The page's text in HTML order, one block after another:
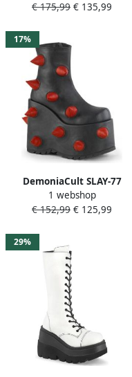
Roze
€ 175,99 € 135,99
17%
DemoniaCult SLAY-77
Plateau Laarzen 37 Shoes
Zwart Rood
1 webshop
€ 152,99 € 125,99
29%